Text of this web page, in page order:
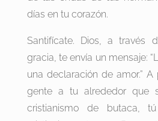
días en tu corazón.
Santifícate. Dios, a través
gracia, te envía un mensaje:
una declaración de amor.”
gente a tu alrededor que
cristianismo de butaca,